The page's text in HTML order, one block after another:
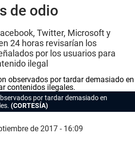
de odio
Twitter, Microsoft y
24 horas revisarían los
por los usuarios para
ilegal
por tardar demasiado en
(CORTESÍA)
de 2017 - 16:09